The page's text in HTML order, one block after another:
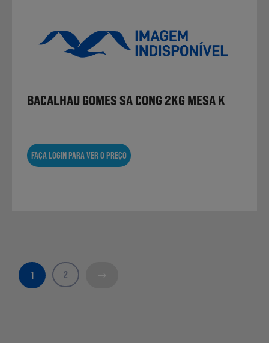
BACALHAU GOMES SA CONG 2KG MESA K
FAÇA LOGIN PARA VER O PREÇO
1 2